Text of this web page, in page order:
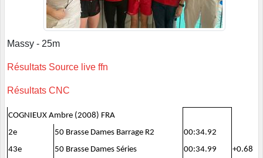
Massy - 25m
Résultats Source live ffn
Résultats CNC
COGNIEUX Ambre (2008) FRA
2e
50 Brasse Dames Barrage R2
00:34.92
43e
50 Brasse Dames Séries 00:34.99
+0.68